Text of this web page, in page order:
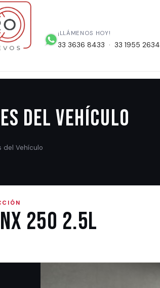
¡LLÁMENOS HOY!
33 3636 8433 · 33 1955 2634
del Vehículo
del Vehículo
250 2.5l